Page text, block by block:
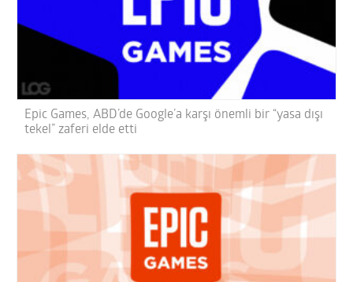
Epic Games, ABD’de Google’a karşı önemli bir “yasa dışı
tekel” zaferi elde etti